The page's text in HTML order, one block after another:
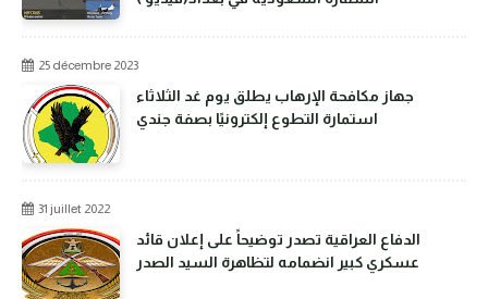
25 décembre 2023
جهاز مكافحة الإرهاب يطلق يوم غد الثلاثاء
استمارة التطوع إلكترونيًا بصفة جندي
31 juillet 2022
الدفاع العراقية تصدر توضيحاً على إعلان قائد
عسكري كبير انضمامه لتظاهرة السيد الصدر